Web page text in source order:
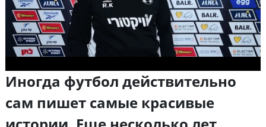
Иногда футбол действительно
сам пишет самые красивые